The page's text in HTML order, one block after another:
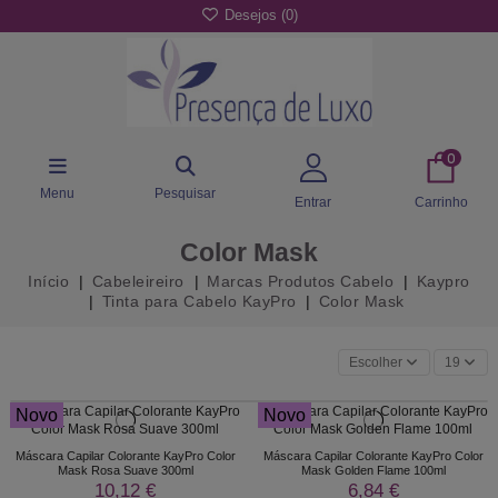
Desejos (0)
Menu Pesquisar
Entrar
0
Carrinho
Color Mask
Início Cabeleireiro Marcas Produtos Cabelo
Kaypro
Tinta para Cabelo KayPro
Color Mask
Escolher 19
Novo
Máscara Capilar Colorante KayPro Color
Mask Rosa Suave 300ml
10,12 €
Novo
Máscara Capilar Colorante KayPro Color
Mask Golden Flame 100ml
6,84 €